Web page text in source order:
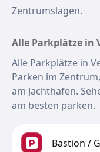
Zentrumslagen.
Alle Parkplätze in
Alle Parkplätze in
Parken im
am Jachthafen.
am besten parken.
Bastion /